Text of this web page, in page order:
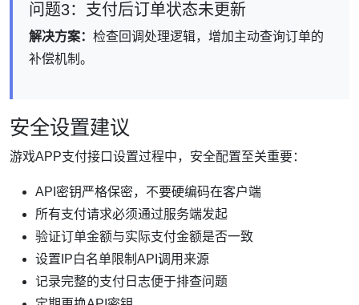
问题3：支付后订单状态未更新
解决方案： 检查回调处理逻辑，增加主动查询订单的
补偿机制。
安全设置建议
游戏APP支付接口设置过程中，安全配置至关重要：
API密钥严格保密，不要硬编码在客户端
所有支付请求必须通过服务端发起
验证订单金额与实际支付金额是否一致
设置IP白名单限制API调用来源
记录完整的支付日志便于排查问题